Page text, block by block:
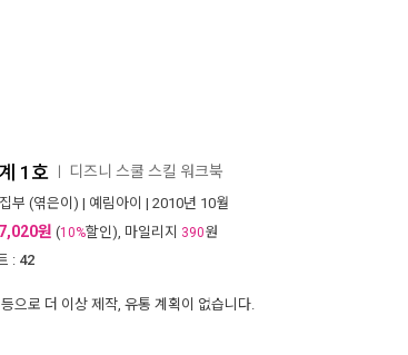
1호 디즈니 스쿨 스킬 워크북
부 (엮은이) | 예림아이 | 2010년 10월
7,020원 (10%할인), 마일리지 390원
: 42
으로 더 이상 제작, 유통 계획이 없습니다.